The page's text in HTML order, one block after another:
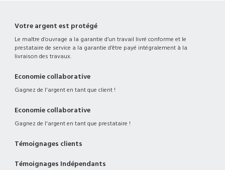
Votre argent est protégé
Le maître d’ouvrage a la garantie d’un travail livré conforme et le
prestataire de service a la garantie d’être payé intégralement à la
livraison des travaux.
Economie collaborative
Gagnez de l'argent en tant que client !
Economie collaborative
Gagnez de l'argent en tant que prestataire !
Témoignages clients
Témoignages Indépendants